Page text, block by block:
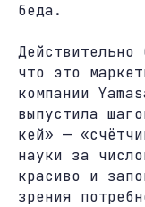
беда.
что это
компании
выпустила
кей» —
науки за
красиво и
зрения